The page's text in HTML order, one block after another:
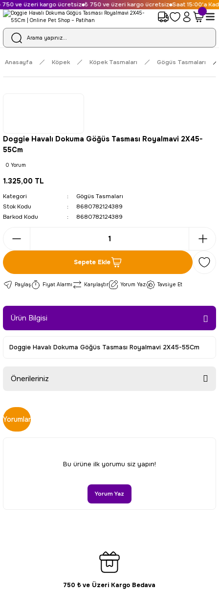
ve üzeri kargo ücretsiz ₺ 750 ve üzeri kargo ücretsiz Saat 15:00'a
Anasayfa Köpek Köpek Tasmaları Gögüs Tasmaları
Doggie Havalı Dokuma Göğüs Tasması Royalmavi 2X45-
55Cm
0 Yorum
1.325,00 TL
Kategori
Gögüs Tasmaları
Stok Kodu
8680782124389
Barkod Kodu
8680782124389
Sepete Ekle
Paylaş Fiyat Alarmı Karşılaştır Yorum Yaz Tavsiye Et
Ürün Bilgisi
Doggie Havalı Dokuma Göğüs Tasması Royalmavi 2X45-55Cm
Önerileriniz
Bu ürünün fiyat bilgisi, resim, ürün açıklamalarında ve diğer
konularda yetersiz gördüğünüz noktaları öneri formunu
kullanarak tarafımıza iletebilirsiniz.
Ürün resmi kalitesiz, bozuk veya görüntülenemiyor.
Ürün bilgilerinde hatalar bulunuyor.
Gönder
Yorumlar
Bu ürüne ilk yorumu siz yapın!
Yorum Yaz
750 ₺ ve Üzeri Kargo Bedava